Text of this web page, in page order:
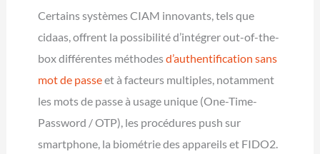
Certains systèmes CIAM innovants, tels que
cidaas, offrent la possibilité d’intégrer out-of-the-
box différentes méthodesd’authentification sans
mot de passeet à facteurs multiples, notamment
les mots de passe à usage unique (One-Time-
Password / OTP), les procédures push sur
smartphone, la biométrie des appareils et FIDO2.